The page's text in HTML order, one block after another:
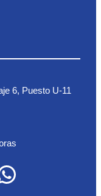
6, Puesto U-11